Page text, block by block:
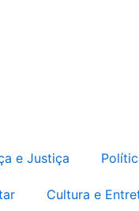
e Justiça
Cultura e